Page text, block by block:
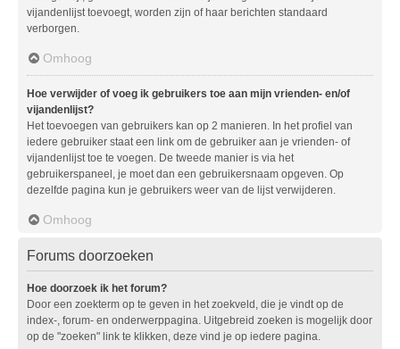
vijandenlijst toevoegt, worden zijn of haar berichten standaard
verborgen.
Omhoog
Hoe verwijder of voeg ik gebruikers toe aan mijn vrienden- en/of
vijandenlijst?
Het toevoegen van gebruikers kan op 2 manieren. In het profiel van
iedere gebruiker staat een link om de gebruiker aan je vrienden- of
vijandenlijst toe te voegen. De tweede manier is via het
gebruikerspaneel, je moet dan een gebruikersnaam opgeven. Op
dezelfde pagina kun je gebruikers weer van de lijst verwijderen.
Omhoog
Forums doorzoeken
Hoe doorzoek ik het forum?
Door een zoekterm op te geven in het zoekveld, die je vindt op de
index-, forum- en onderwerppagina. Uitgebreid zoeken is mogelijk door
op de "zoeken" link te klikken, deze vind je op iedere pagina.